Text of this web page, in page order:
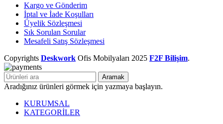
Kargo ve Gönderim
İptal ve İade Koşulları
Üyelik Sözleşmesi
Sık Sorulan Sorular
Mesafeli Satış Sözleşmesi
Copyrights Deskwork Ofis Mobilyaları 2025 F2F Bilişim.
Aramak
Aradığınız ürünleri görmek için yazmaya başlayın.
KURUMSAL
KATEGORİLER